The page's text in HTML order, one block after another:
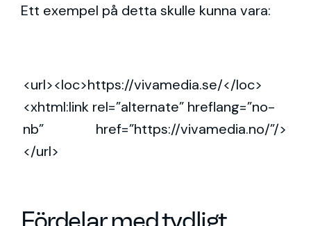
Ett exempel på detta skulle kunna vara:
<url><loc>https://vivamedia.se/</loc>
<xhtml:link rel=”alternate” hreflang=”no-
nb” href=”https://vivamedia.no/”/>
</url>